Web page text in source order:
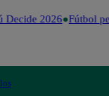
Decide 2026 Fútbol